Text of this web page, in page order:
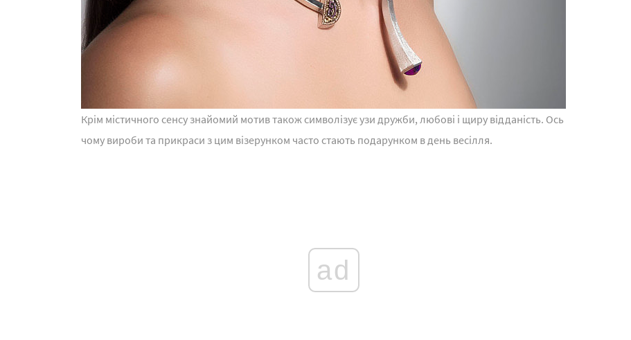
Крім містичного сенсу знайомий мотив також символізує узи дружби, любові і щиру відданість. Ось
чому вироби та прикраси з цим візерунком часто стають подарунком в день весілля.
ad